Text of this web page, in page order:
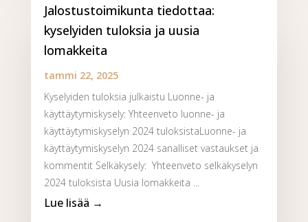
Jalostustoimikunta tiedottaa:
kyselyiden tuloksia ja uusia
lomakkeita
tammi 22, 2025
Kyselyiden tuloksia julkaistu Luonne- ja
käyttäytymiskysely: Yhteenveto luonne- ja
käyttäytymiskyselyn 2024 tuloksistaLuonne- ja
käyttäytymiskyselyn 2024 sanalliset vastaukset ja
kommentit Selkäkysely: Yhteenveto selkäkyselyn
2024 tuloksista Uusia lomakkeita ...